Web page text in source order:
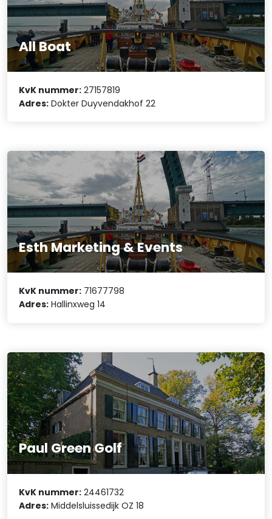
All Boat
KvK nummer: 27157819
Adres: Dokter Duyvendakhof 22
Esth Marketing & Events
KvK nummer: 71677798
Adres: Hallinxweg 14
Paul Green Golf
KvK nummer: 24461732
Adres: Middelsluissedijk OZ 18